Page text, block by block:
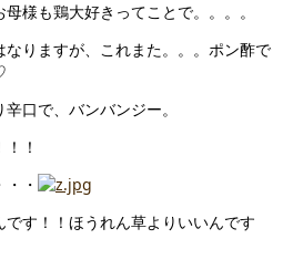
様も鶏大好きってことで。。。。
りますが、これまた。。。ポン酢で
口で、バンバンジー。
！
・
す！！ほうれん草よりいいんです